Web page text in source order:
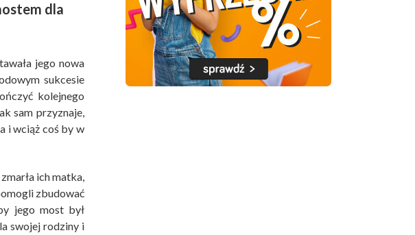
dla
jego nowa
sukcesie
kolejnego
sam przyznaje,
i wciąż coś by w
ich matka,
zbudować
jego most był
swojej rodziny i